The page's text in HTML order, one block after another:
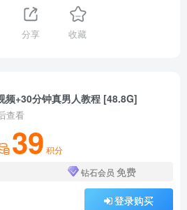
分享 收藏
频+30分钟真男人教程 [48.8G]
查看
39 积分
钻石会员 免费
登录购买